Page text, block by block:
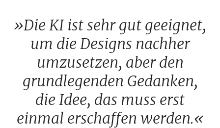
»Die KI ist sehr gut geeignet,
um die Designs nachher
umzusetzen, aber den
grundlegenden Gedanken,
die Idee, das muss erst
einmal erschaffen werden.«